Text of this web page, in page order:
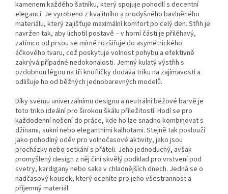
kamenem každého šatníku, který spojuje pohodlí s decentní
elegancí. Je vyrobeno z kvalitního a prodyšného bavlněného
materiálu, který zajišťuje maximální komfort po celý den. Střih je
navržen tak, aby lichotil postavě – v horní části je přiléhavý,
zatímco od prsou se mírně rozšiřuje do asymetrického
áčkového tvaru, což poskytuje volnost pohybu a efektivně
zakrývá případné nedokonalosti. Jemný kulatý výstřih s
ozdobnou légou na tři knoflíčky dodává triku na zajímavosti a
odlišuje ho od běžných jednobarevných modelů.
Díky svému univerzálnímu designu a neutrální béžové barvě je
toto triko ideální pro širokou škálu příležitostí. Hodí se pro
každodenní nošení do práce, kde ho lze snadno kombinovat s
džínami, sukní nebo elegantními kalhotami. Stejně tak poslouží
jako pohodlný oděv pro volnočasové aktivity, jako jsou
procházky nebo setkání s přáteli. Jeho jednoduchý, avšak
promyšlený design z něj činí skvělý podklad pro vrstvení pod
svetry, kardigany nebo saka v chladnějších dnech. Jedná se o
nadčasový kousek, který oceníte pro jeho všestrannost a
příjemný materiál.